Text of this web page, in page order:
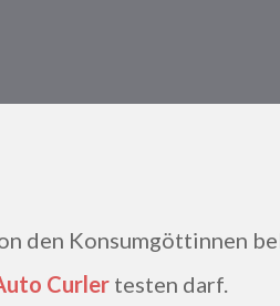
Curler testen darf.